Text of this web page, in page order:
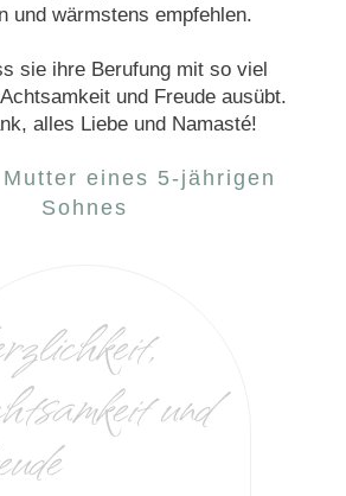
und
und wärmstens empfehlen.
sie ihre Berufung mit so viel
und Freude ausübt.
alles Liebe und Namasté!
eines 5-jährigen
Sohnes